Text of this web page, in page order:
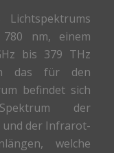
Lichtspektrums
nm, einem
bis 379 THz
das für den
befindet sich
der
der Infrarot-
welche